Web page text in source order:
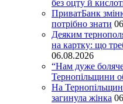
без оцту й
ПриватБанк
потрібно знати
Деяким
на картку: що
06.08.2026
“Нам дуже
Тернопільщини
На
загинула жінка